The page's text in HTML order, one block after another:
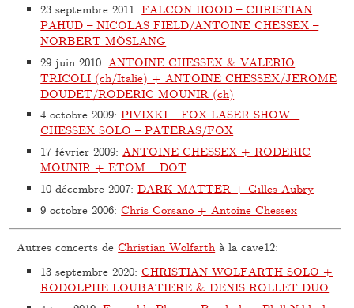
23 septembre 2011:FALCON HOOD – CHRISTIAN
PAHUD – NICOLAS FIELD/ANTOINE CHESSEX –
NORBERT MÖSLANG
29 juin 2010: ANTOINE CHESSEX & VALERIO
TRICOLI (ch/Italie) + ANTOINE CHESSEX/JEROME
DOUDET/RODERIC MOUNIR (ch)
4 octobre 2009:PIVIXKI – FOX LASER SHOW –
CHESSEX SOLO – PATERAS/FOX
17 février 2009:ANTOINE CHESSEX + RODERIC
MOUNIR + ETOM :: DOT
10 décembre 2007:DARK MATTER + Gilles Aubry
9 octobre 2006:Chris Corsano + Antoine Chessex
Autres concerts deChristian Wolfarth à la cave12:
13 septembre 2020:CHRISTIAN WOLFARTH SOLO +
RODOLPHE LOUBATIERE & DENIS ROLLET DUO